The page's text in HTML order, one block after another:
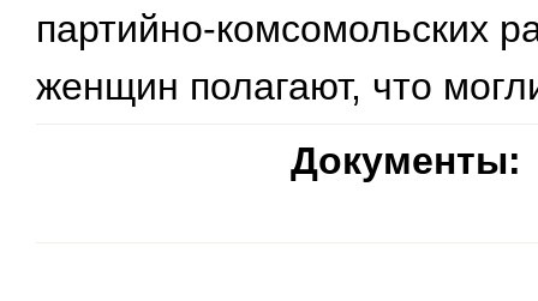
партийно-комсомольских
женщин полагают, что
Документы: